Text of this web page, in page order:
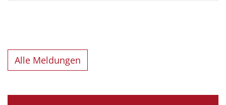
Alle Meldungen